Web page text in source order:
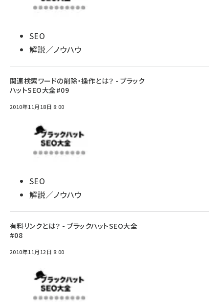
SEO
解説／ノウハウ
関連検索ワードの削除・操作とは？ - ブラック
ハットSEO大全#09
2010年11月18日 8:00
SEO
解説／ノウハウ
有料リンクとは？ - ブラックハットSEO大全
#08
2010年11月12日 8:00